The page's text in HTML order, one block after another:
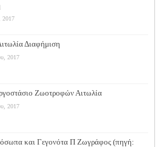
2017
Διαφήμιση
2017
Ζωοτροφών Αιτωλία
2017
και Γεγονότα Π Ζωγράφος (πηγή: